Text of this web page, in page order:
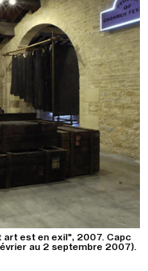
art est en exil", 2007. Capc
au 2 septembre 2007).